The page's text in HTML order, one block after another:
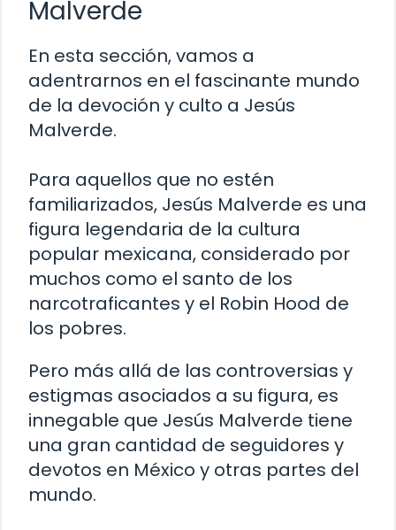
Malverde
En esta sección, vamos a
adentrarnos en el fascinante mundo
de la devoción y culto a Jesús
Malverde.
Para aquellos que no estén
familiarizados, Jesús Malverde es una
figura legendaria de la cultura
popular mexicana, considerado por
muchos como el santo de los
narcotraficantes y el Robin Hood de
los pobres.
Pero más allá de las controversias y
estigmas asociados a su figura, es
innegable que Jesús Malverde tiene
una gran cantidad de seguidores y
devotos en México y otras partes del
mundo.